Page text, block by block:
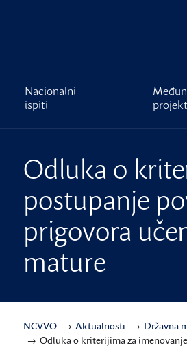
Nacionalni
ispiti
Odluka o
postupanje
prigovora
mature
NCVVO Aktualnosti
Državna
Odluka o kriterijima za